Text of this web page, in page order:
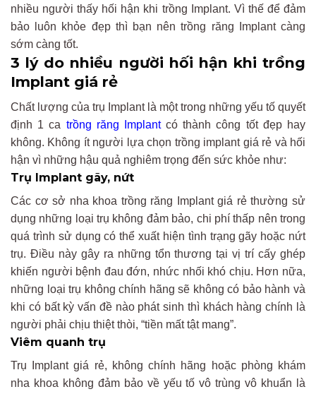
nhiều người thấy hối hận khi trồng Implant. Vì thế để đảm
bảo luôn khỏe đẹp thì bạn nên trồng răng Implant càng
sớm càng tốt.
3 lý do nhiều người hối hận khi trồng
Implant giá rẻ
Chất lượng của trụ Implant là một trong những yếu tố quyết
định 1 ca trồng răng Implantcó thành công tốt đẹp hay
không. Không ít người lựa chọn trồng implant giá rẻ và hối
hận vì những hậu quả nghiêm trọng đến sức khỏe như:
Trụ Implant gãy, nứt
Các cơ sở nha khoa trồng răng Implant giá rẻ thường sử
dụng những loại trụ không đảm bảo, chi phí thấp nên trong
quá trình sử dụng có thể xuất hiện tình trạng gãy hoặc nứt
trụ. Điều này gây ra những tổn thương tại vị trí cấy ghép
khiến người bệnh đau đớn, nhức nhối khó chịu. Hơn nữa,
những loại trụ không chính hãng sẽ không có bảo hành và
khi có bất kỳ vấn đề nào phát sinh thì khách hàng chính là
người phải chịu thiệt thòi, “tiền mất tật mang”.
Viêm quanh trụ
Trụ Implant giá rẻ, không chính hãng hoặc phòng khám
nha khoa không đảm bảo về yếu tố vô trùng vô khuẩn là